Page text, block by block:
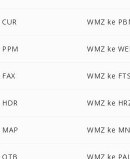
WMZ ke
WMZ ke
WMZ ke FTS
WMZ ke
WMZ ke
WMZ ke